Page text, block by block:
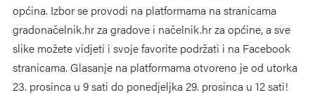
općina. Izbor se provodi na platformama na stranicama
gradonačelnik.hr za gradove i načelnik.hr za općine, a sve
slike možete vidjeti i svoje favorite podržati i na Facebook
stranicama. Glasanje na platformama otvoreno je od utorka
23. prosinca u 9 sati do ponedjeljka 29. prosinca u 12 sati!